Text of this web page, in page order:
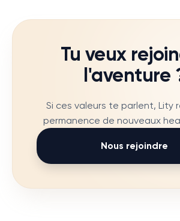
Tu veux
l'aventure
Si ces valeurs te parlent, Lity
permanence de nouveaux
Nous rejoindre